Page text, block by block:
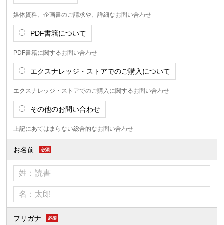
媒体資料、企画書のご請求や、詳細なお問い合わせ
PDF書籍について
PDF書籍に関するお問い合わせ
エクスナレッジ・ストアでのご購入について
エクスナレッジ・ストアでのご購入に関するお問い合わせ
その他のお問い合わせ
上記にあてはまらない総合的なお問い合わせ
お名前
フリガナ